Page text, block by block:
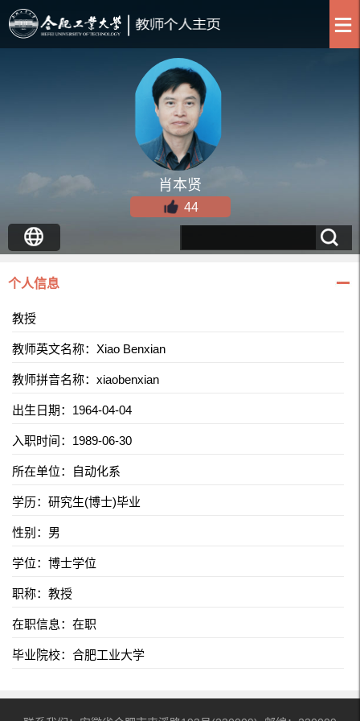
肖本贤
44
个人信息
教授
教师英文名称：Xiao Benxian
教师拼音名称：xiaobenxian
出生日期：1964-04-04
入职时间：1989-06-30
所在单位：自动化系
学历：研究生(博士)毕业
性别：男
学位：博士学位
职称：教授
在职信息：在职
毕业院校：合肥工业大学